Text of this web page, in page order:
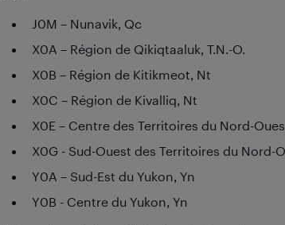
J0M – Nunavik, Qc
X0A – Région de Qikiqtaaluk, T.N.-O.
X0B – Région de Kitikmeot, Nt
X0C – Région de Kivalliq, Nt
X0E – Centre des Territoires du Nord-
X0G - Sud-Ouest des Territoires du Nord-
Y0A – Sud-Est du Yukon, Yn
Y0B - Centre du Yukon, Yn